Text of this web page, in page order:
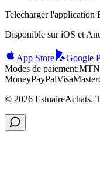
Telecharger l'application
Disponible sur iOS et
App Store
Google
Modes de paiement:
MoneyPayPalVisa
© 2026 EstuaireAchats.